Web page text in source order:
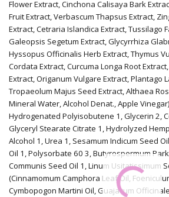
Flower Extract, Cinchona Calisaya Bark
Fruit Extract, Verbascum Thapsus Extract,
Extract, Cetraria Islandica Extract, Tussilago
Galeopsis Segetum Extract, Glycyrrhiza
Hyssopus Officinalis Herb Extract, Thymus
Cordata Extract, Curcuma Longa Root
Extract, Origanum Vulgare Extract, Plantago
Tropaeolum Majus Seed Extract, Althaea
Mineral Water, Alcohol Denat., Apple Vinegar)
Hydrogenated Polyisobutene 1 , Glycerin 2,
Glyceryl Stearate Citrate 1 , Hydrolyzed
Alcohol 1 , Urea 1 , Sesamum Indicum Seed Oil
Oil 1 , Polysorbate 60 3, Butyrospermum
Communis Seed Oil 1 , Linum Usitatissimum
(Cinnamomum Camphora Leaf Oil,
Cymbopogon Martini Oil, Guajacum